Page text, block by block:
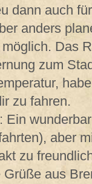
dann auch
anders
Das
zum
zu fahren.
Ein
aber
zu
Grüße aus